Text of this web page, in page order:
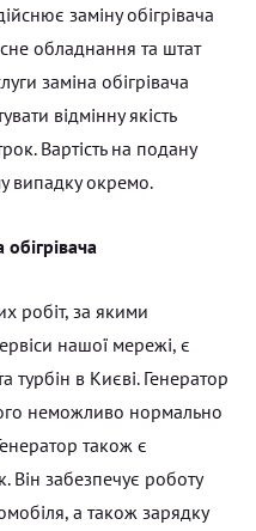
заміну обігрівача
обладнання та штат
заміна обігрівача
відмінну якість
Вартість на подану
випадку окремо.
робіт, за якими
нашої мережі, є
турбін в Києві. Генератор
неможливо нормально
також є
Він забезпечує роботу
а також зарядку